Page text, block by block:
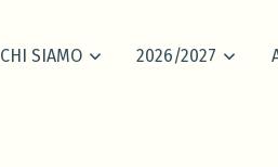
CHI SIAMO 2026/2027